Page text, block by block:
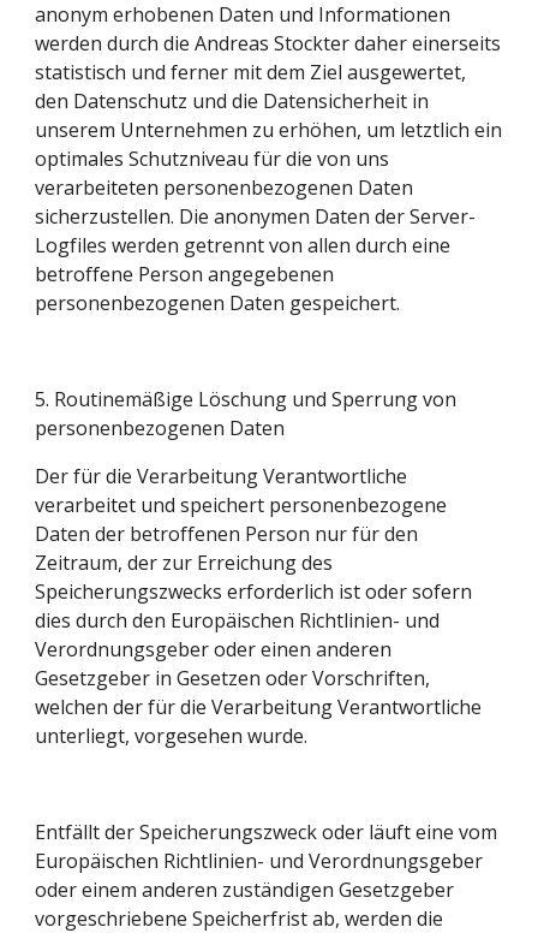
anonym erhobenen Daten und Informationen
werden durch die Andreas Stockter daher einerseits
statistisch und ferner mit dem Ziel ausgewertet,
den Datenschutz und die Datensicherheit in
unserem Unternehmen zu erhöhen, um letztlich ein
optimales Schutzniveau für die von uns
verarbeiteten personenbezogenen Daten
sicherzustellen. Die anonymen Daten der Server-
Logfiles werden getrennt von allen durch eine
betroffene Person angegebenen
personenbezogenen Daten gespeichert.
5. Routinemäßige Löschung und Sperrung von
personenbezogenen Daten
Der für die Verarbeitung Verantwortliche
verarbeitet und speichert personenbezogene
Daten der betroffenen Person nur für den
Zeitraum, der zur Erreichung des
Speicherungszwecks erforderlich ist oder sofern
dies durch den Europäischen Richtlinien- und
Verordnungsgeber oder einen anderen
Gesetzgeber in Gesetzen oder Vorschriften,
welchen der für die Verarbeitung Verantwortliche
unterliegt, vorgesehen wurde.
Entfällt der Speicherungszweck oder läuft eine vom
Europäischen Richtlinien- und Verordnungsgeber
oder einem anderen zuständigen Gesetzgeber
vorgeschriebene Speicherfrist ab, werden die